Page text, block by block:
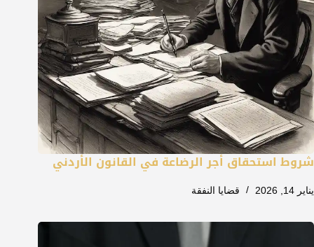
شروط استحقاق أجر الرضاعة في القانون الأردني
يناير 14, 2026 قضايا النفقة